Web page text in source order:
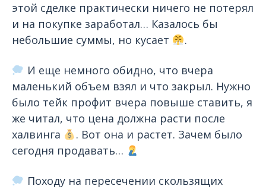
этой сделке практически ничего не потерял
и на покупке заработал… Казалось бы
небольшие суммы, но кусает
.
И еще немного обидно, что вчера
маленький объем взял и что закрыл. Нужно
было тейк профит вчера повыше ставить, я
же читал, что цена должна расти после
халвинга
. Вот она и растет. Зачем было
сегодня продавать…
Походу на пересечении скользящих